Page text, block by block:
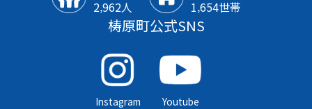
2‚962人
1‚654世帯
梼原町公式SNS
Instagram Youtube